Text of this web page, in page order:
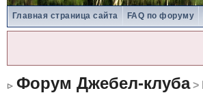
Главная страница сайта FAQ по форуму
Форум Джебел-клуба>